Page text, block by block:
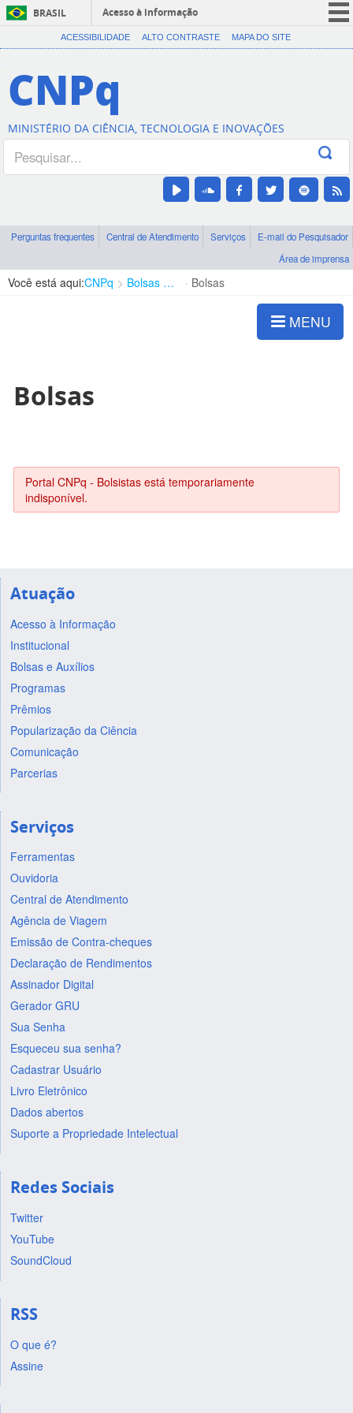
BRASIL
Acesso à informação
CORONAVÍRUS (COVID-19)
Canais
ACESSIBILIDADE ALTO CONTRASTE MAPA DO SITE
CNPq
MINISTÉRIO DA CIÊNCIA, TECNOLOGIA E INOVAÇÕES
Perguntas frequentes Central de Atendimento Serviços
E-mail do Pesquisador
Área de imprensa
Você está aqui:CNPq Bolsas e Auxílios Vigentes Bolsas
MENU
Bolsas
Portal CNPq - Bolsistas está temporariamente
indisponível.
Atuação
Acesso à Informação
Institucional
Bolsas e Auxílios
Programas
Prêmios
Popularização da Ciência
Comunicação
Parcerias
Serviços
Ferramentas
Ouvidoria
Central de Atendimento
Agência de Viagem
Emissão de Contra-cheques
Declaração de Rendimentos
Assinador Digital
Gerador GRU
Sua Senha
Esqueceu sua senha?
Cadastrar Usuário
Livro Eletrônico
Dados abertos
Suporte a Propriedade Intelectual
Redes Sociais
Twitter
YouTube
SoundCloud
RSS
O que é?
Assine